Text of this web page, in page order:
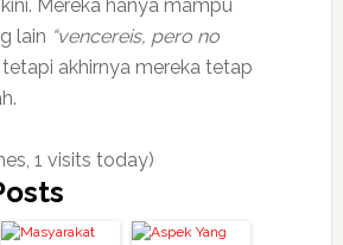
Mereka hanya mampu
lain “vencereis, pero no
tetapi akhirnya mereka tetap
1 visits today)